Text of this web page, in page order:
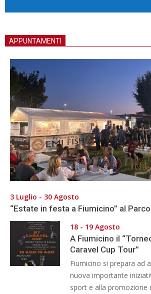
APPUNTAMENTI
3 Luglio - 30 Agosto
“Estate in festa a Fiumicino” al
18 - 19 Agosto
A Fiumicino il
Caravel Cup Tour”
Fiumicino si prepara ad
nuova importante
sport e alla promozione